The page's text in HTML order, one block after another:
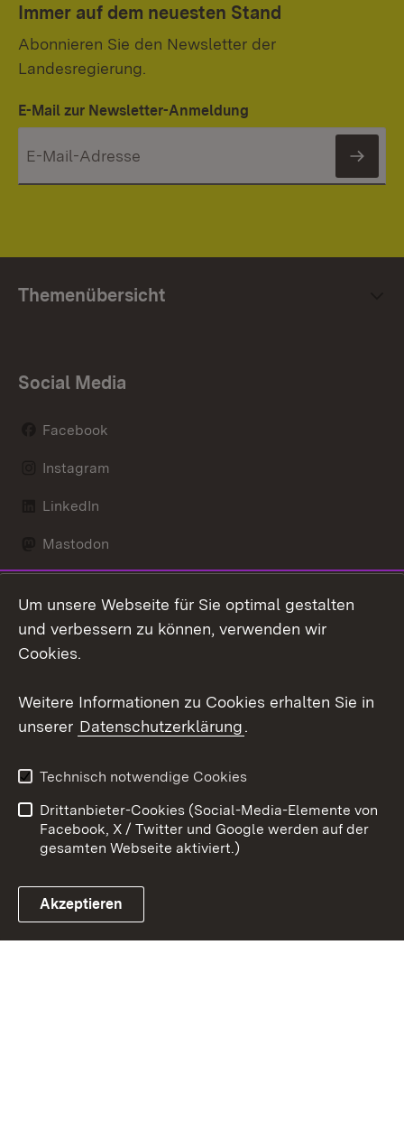
Immer auf dem neuesten Stand
Abonnieren Sie den Newsletter der
Landesregierung.
E-Mail zur Newsletter-Anmeldung
Themenübersicht
Social Media
Facebook
Instagram
LinkedIn
Mastodon
X / Twitter
Youtube
Link zum Landesportal
Kontakt
Datenschutz
Barrierefreiheit
Impressum Cookies
Um unsere Webseite für Sie optimal gestalten
und verbessern zu können, verwenden wir
Cookies.
Weitere Informationen zu Cookies erhalten Sie in
unserer Datenschutzerklärung.
Technisch notwendige Cookies
Drittanbieter-Cookies (Social-Media-Elemente von
Facebook, X / Twitter und Google werden auf der
gesamten Webseite aktiviert.)
Akzeptieren